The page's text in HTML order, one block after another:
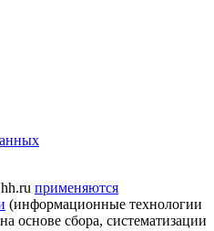
применяются
(информационные технологии
основе сбора, систематизации